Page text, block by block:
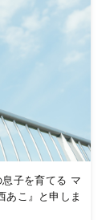
子を育てる マ
あこ』と申しま